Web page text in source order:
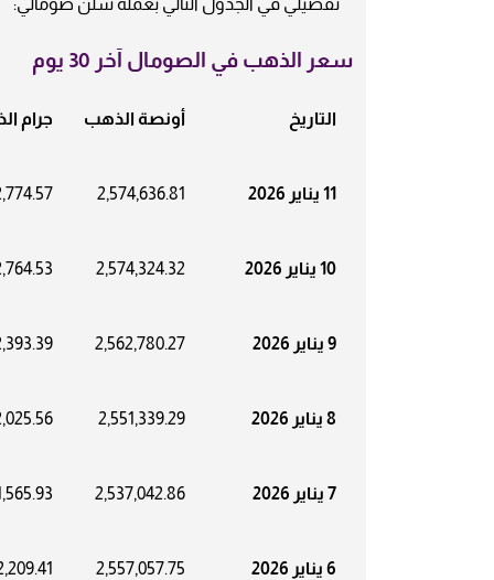
تفصيلي في الجدول التالي بعملة شلن صومالي:
سعر الذهب في الصومال آخر 30 يوم
التاريخ أونصة الذهب جرام
11 يناير 2026 2,574,636.81
10 يناير 2026 2,574,324.32
9 يناير 2026 2,562,780.27
8 يناير 2026 2,551,339.29
7 يناير 2026 2,537,042.86
6 يناير 2026 2,557,057.75